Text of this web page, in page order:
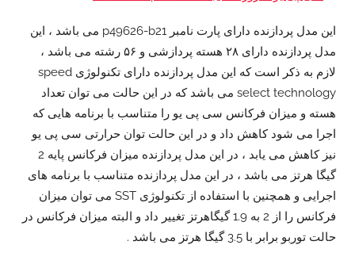
این مدل پردازنده دارای پارت نامبر p49626-b21 می باشد ، این
مدل پردازنده دارای ۲۸ هسته پردازشی و ۵۶ رشته می باشد ،
لازم به ذکر است که این مدل پردازنده دارای تکنولوژی speed
select technology می باشد که در این حالت می توان تعداد
هسته و میزان فرکانس سی پی یو را متناسب با برنامه هایی که
اجرا می شود کاهش داد و در این حالت توان حرارتی سی پی یو
نیز کاهش می یابد ، در این مدل پردازنده میزان فرکانس پایه 2
گیگا هرتز می باشد ، در این مدل پردازنده متناسب با برنامه های
اجرایی و همچنین با استفاده از تکنولوژی SST می توان میزان
فرکانس را از 2 به 1.9 گیگاهرتز تغییر داد و البته میزان فرکانس در
حالت توربو برابر با 3.5 گیگا هرتز می باشد .